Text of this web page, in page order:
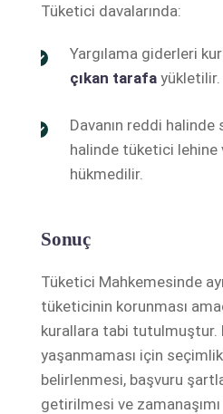
Tüketici davalarında:
Yargılama giderleri
çıkan tarafa yükletilir.
Davanın reddi halinde
halinde tüketici
hükmedilir.
Sonuç
Tüketici Mahkemesinde
tüketicinin korunması
kurallara tabi tutulmuştur.
yaşanmaması için
belirlenmesi, başvuru
getirilmesi ve